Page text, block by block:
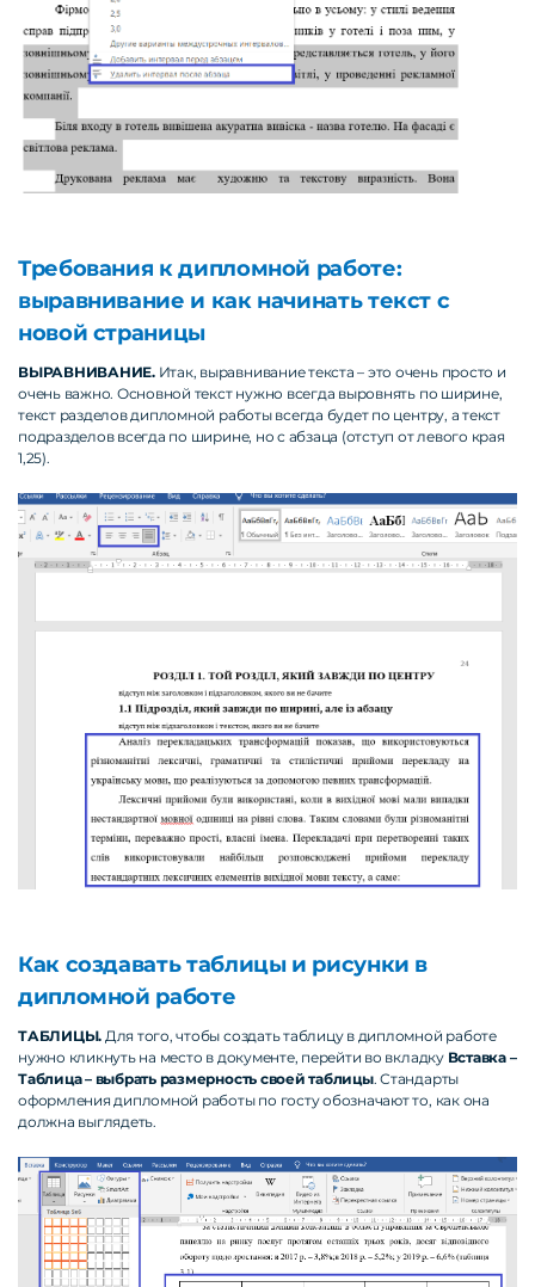
Требования к дипломной работе:
выравнивание и как начинать текст с
новой страницы
ВЫРАВНИВАНИЕ.Итак, выравнивание текста – это очень просто и
очень важно. Основной текст нужно всегда выровнять по ширине,
текст разделов дипломной работы всегда будет по центру, а текст
подразделов всегда по ширине, но с абзаца (отступ от левого края
1,25).
Как создавать таблицы и рисунки в
дипломной работе
ТАБЛИЦЫ. Для того, чтобы создать таблицу в дипломной работе
нужно кликнуть на место в документе, перейти во вкладку Вставка –
Таблица – выбрать размерность своей таблицы. Стандарты
оформления дипломной работы по госту обозначают то, как она
должна выглядеть.